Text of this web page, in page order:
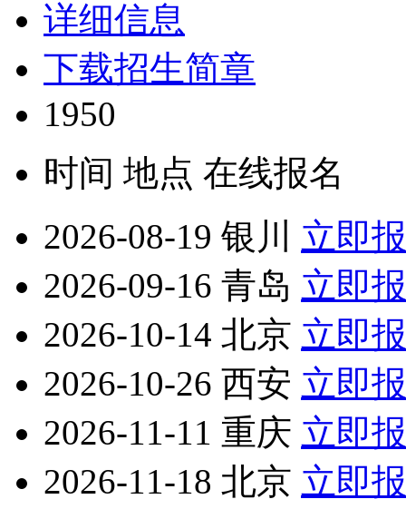
详细信息
下载招生简章
1950
时间 地点 在线报名
2026-08-19 银川
立即
2026-09-16 青岛 立即
2026-10-14 北京 立即
2026-10-26 西安 立即
2026-11-11 重庆 立即
2026-11-18 北京 立即